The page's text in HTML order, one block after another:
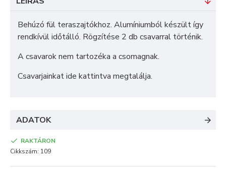
Behúzó fül teraszajtókhoz. Alumíniumból készült így
rendkívül időtálló. Rögzítése 2 db csavarral történik.
A csavarok nem tartozéka a csomagnak.
Csavarjainkat ide kattintva megtalálja.
ADATOK
RAKTÁRON
Cikkszám: 109